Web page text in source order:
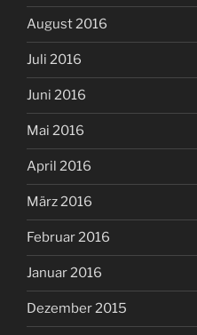
August 2016
Juli 2016
Juni 2016
Mai 2016
April 2016
März 2016
Februar 2016
Januar 2016
Dezember 2015